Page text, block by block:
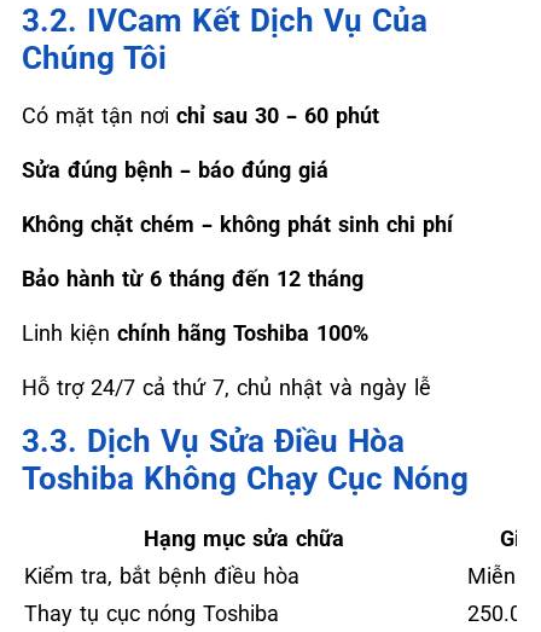
3.2. IVCam Kết Dịch Vụ Của
Chúng Tôi
Có mặt tận nơi chỉ sau 30 – 60 phút
Sửa đúng bệnh – báo đúng giá
Không chặt chém – không phát sinh chi phí
Bảo hành từ 6 tháng đến 12 tháng
Linh kiện chính hãng Toshiba 100%
Hỗ trợ 24/7 cả thứ 7, chủ nhật và ngày lễ
3.3. Dịch Vụ Sửa Điều Hòa
Toshiba Không Chạy Cục Nóng
Hạng mục sửa chữa
Giá
Kiểm tra, bắt bệnh điều hòa
Miễn
Thay tụ cục nóng Toshiba